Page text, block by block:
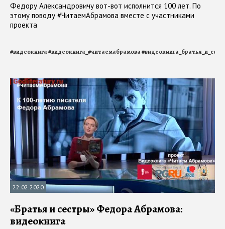
Федору Александровичу вот-вот исполнится 100 лет. По
этому поводу #ЧитаемАбрамова вместе с участниками
проекта
#видеокнига#видеокнига_#читаемабрамова#
22.02.2020
«Братья и сестры» Федора Абрамова:
видеокнига